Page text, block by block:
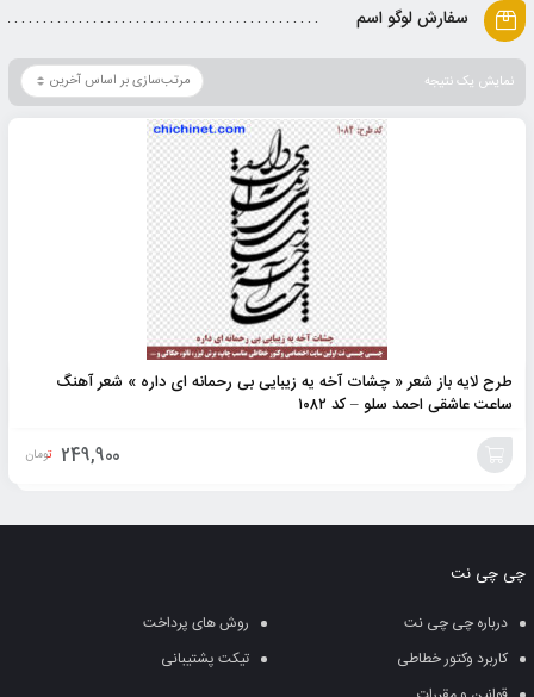
سفارش لوگو اسم
نمایش یک نتیجه
طرح لایه باز شعر « چشات آخه یه زیبایی بی رحمانه ای داره » شعر آهنگ
ساعت عاشقی احمد سلو – کد ۱۰۸۲
249,900 تومان
سبد
چی چی نت
درباره چی چی نت
روش های پرداخت
کاربرد وکتور خطاطی
تیکت پشتیبانی